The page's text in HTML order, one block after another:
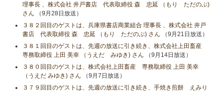
理事長 、株式会社 井戸書店 代表取締役 森 忠延 （もり ただのぶ)
さん （9月28日放送）
３８２回目のゲストは、兵庫県書店商業組合 理事長 、株式会社 井戸
書店 代表取締役 森 忠延 （もり ただのぶ) さん （9月21日放送）
３８１回目のゲストは、先週の放送に引き続き、株式会社上田畜産
専務取締役 上田 美幸 （うえだ みゆき) さん （9月14日放送）
３８０回目のゲストは、株式会社上田畜産 専務取締役 上田 美幸
（うえだ みゆき) さん （9月7日放送）
３７９回目のゲストは、先週の放送に引き続き、手焼き煎餅 えみり